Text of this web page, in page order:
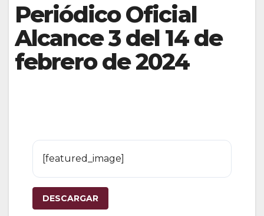
Periódico Oficial
Alcance 3 del 14 de
febrero de 2024
[featured_image]
DESCARGAR